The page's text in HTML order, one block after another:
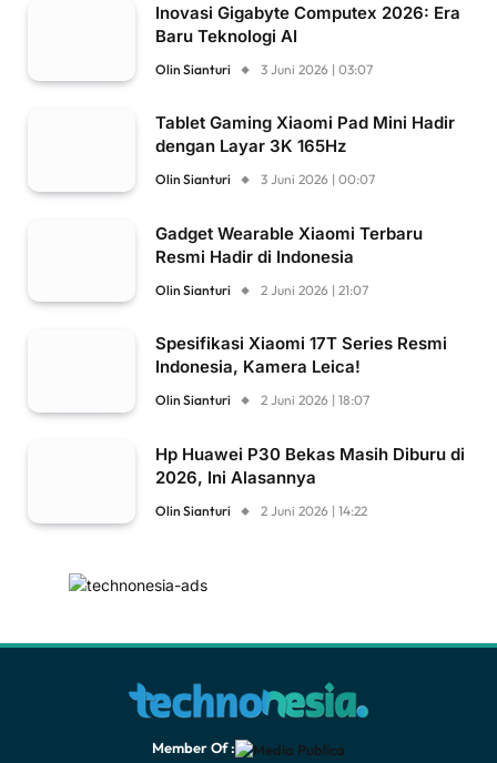
Inovasi Gigabyte Computex 2026: Era
Baru Teknologi AI
Olin Sianturi 3 Juni 2026 | 03:07
Tablet Gaming Xiaomi Pad Mini Hadir
dengan Layar 3K 165Hz
Olin Sianturi 3 Juni 2026 | 00:07
Gadget Wearable Xiaomi Terbaru
Resmi Hadir di Indonesia
Olin Sianturi 2 Juni 2026 | 21:07
Spesifikasi Xiaomi 17T Series Resmi
Indonesia, Kamera Leica!
Olin Sianturi 2 Juni 2026 | 18:07
Hp Huawei P30 Bekas Masih Diburu di
2026, Ini Alasannya
Olin Sianturi 2 Juni 2026 | 14:22
Member Of :